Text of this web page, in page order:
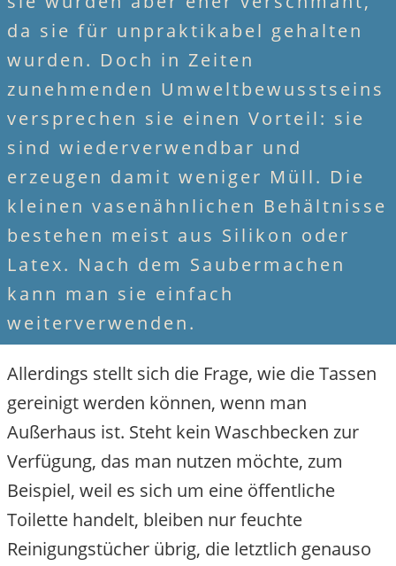
da sie für unpraktikabel gehalten
wurden. Doch in Zeiten
zunehmenden
versprechen sie einen Vorteil: sie
sind wiederverwendbar und
erzeugen damit weniger Müll. Die
kleinen vasenähnlichen
bestehen meist aus Silikon oder
Latex. Nach dem Saubermachen
kann man sie einfach
weiterverwenden.
Allerdings stellt sich die Frage, wie die Tassen
gereinigt werden können, wenn man
Außerhaus ist. Steht kein Waschbecken zur
Verfügung, das man nutzen möchte, zum
Beispiel, weil es sich um eine öffentliche
Toilette handelt, bleiben nur feuchte
Reinigungstücher übrig, die letztlich genauso